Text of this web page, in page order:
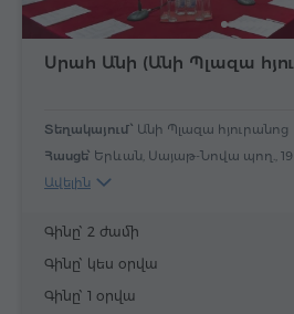
Սրահ Անի (Անի Պլազա
Տեղակայում՝ Անի Պլազա հյուրանոց
Հասցե՝ Երևան, Սայաթ-Նովա պող., 19
Ավելին
Գինը՝ 2 ժամի
Գինը՝ կես օրվա
Գինը՝ 1 օրվա